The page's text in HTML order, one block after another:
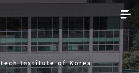
Institute of Korea